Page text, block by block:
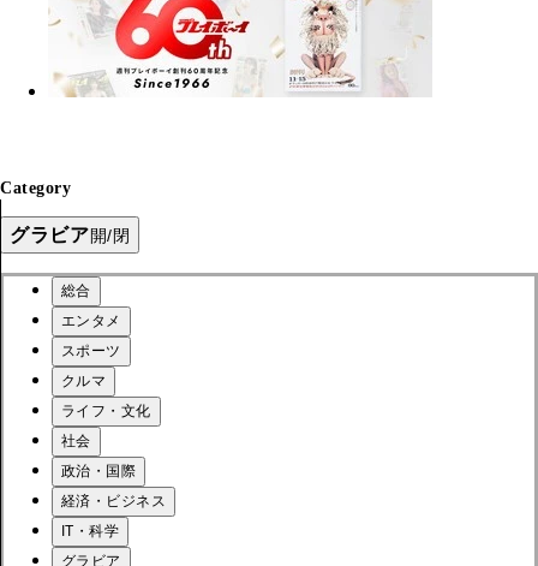
Category
グラビア開/閉
総合
エンタメ
スポーツ
クルマ
ライフ・文化
社会
政治・国際
経済・ビジネス
IT・科学
グラビア